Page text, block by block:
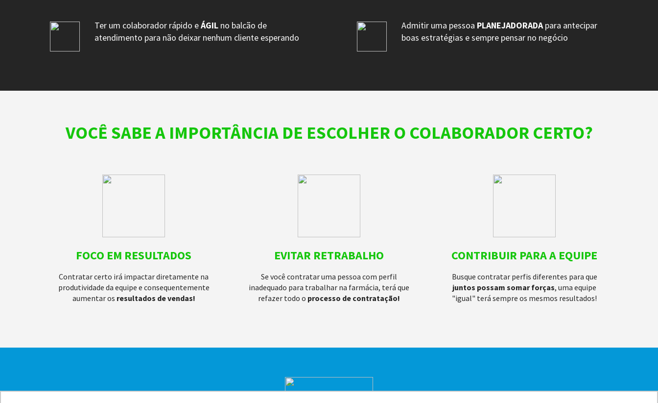
Ter um colaborador rápido eÁGILno balcão de
atendimento para não deixar nenhum cliente esperando
Admitir uma pessoa PLANEJADORADApara antecipar
boas estratégias e sempre pensar no negócio
VOCÊ SABE A IMPORTÂNCIA DE ESCOLHER O COLABORADOR CERTO?
FOCO EM RESULTADOS
Contratar certo irá impactar diretamente na
produtividade da equipe e consequentemente
aumentar os resultados de vendas!
EVITAR RETRABALHO
Se você contratar uma pessoa com perfil
inadequado para trabalhar na farmácia, terá que
refazer todo o processo de contratação!
CONTRIBUIR PARA A EQUIPE
Busque contratar perfis diferentes para que
juntos possam somar forças, uma equipe
"igual" terá sempre os mesmos resultados!